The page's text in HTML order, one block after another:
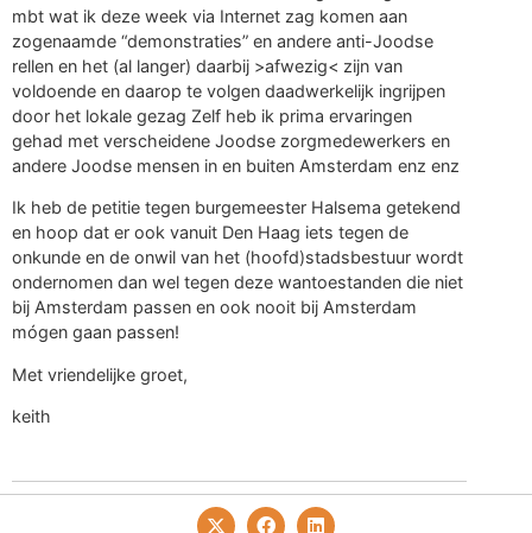
mbt wat ik deze week via Internet zag komen aan
zogenaamde “demonstraties” en andere anti-Joodse
rellen en het (al langer) daarbij >afwezig< zijn van
voldoende en daarop te volgen daadwerkelijk ingrijpen
door het lokale gezag Zelf heb ik prima ervaringen
gehad met verscheidene Joodse zorgmedewerkers en
andere Joodse mensen in en buiten Amsterdam enz enz
Ik heb de petitie tegen burgemeester Halsema getekend
en hoop dat er ook vanuit Den Haag iets tegen de
onkunde en de onwil van het (hoofd)stadsbestuur wordt
ondernomen dan wel tegen deze wantoestanden die niet
bij Amsterdam passen en ook nooit bij Amsterdam
mógen gaan passen!
Met vriendelijke groet,
keith